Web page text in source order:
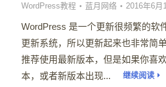
WordPress教程 蓝月网络 2016年6月
WordPress 是一个更新很频繁的软
更新系统，所以更新起来也非常简
推荐使用最新版本，但是如果你喜
本，或者新版本出现...
继续阅读